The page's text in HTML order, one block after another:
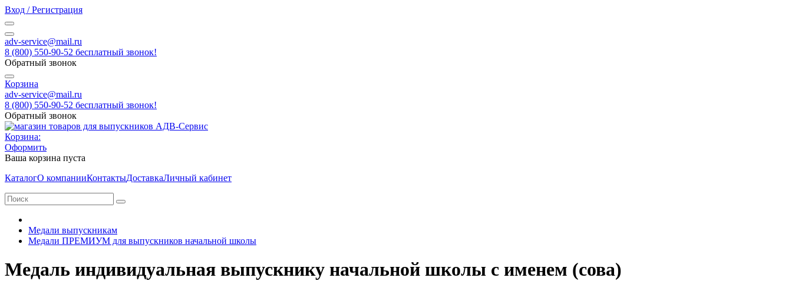
Вход / Регистрация
adv-service@mail.ru
8 (800) 550-90-52 бесплатный звонок!
Обратный звонок
Корзина
adv-service@mail.ru
8 (800) 550-90-52 бесплатный звонок!
Обратный звонок
Корзина:
Оформить
Ваша корзина пуста
КаталогО компанииКонтактыДоставкаЛичный кабинет
Медали выпускникам
Медали ПРЕМИУМ для выпускников начальной школы
Медаль индивидуальная выпускнику начальной школы с именем (сова)